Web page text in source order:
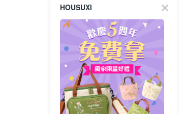
HOUSUXI